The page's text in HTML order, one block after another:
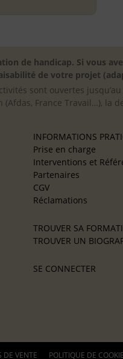
de handicap. Si vous
de votre projet
sont ouvertes
France Travail…), la
INFORMATIONS
Prise en charge
Interventions et
Partenaires
CGV
Réclamations
TROUVER SA
TROUVER UN
SE CONNECTER
DE VENTE POLITIQUE DE